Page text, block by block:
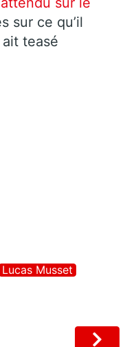
sur ce qu’il
teasé
Lucas Musset